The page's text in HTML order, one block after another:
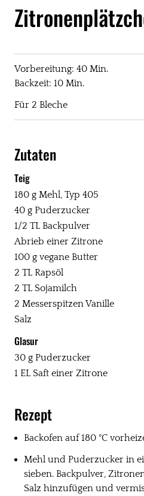
Vorbereitung: 40 Min.
Backzeit: 10 Min.
Für 2 Bleche
Zutaten
Teig
180 g Mehl, Typ 405
40 g Puderzucker
1/2 TL Backpulver
Abrieb einer Zitrone
100 g vegane Butter
2 TL Rapsöl
2 TL Sojamilch
2 Messerspitzen Vanille
Salz
Glasur
30 g Puderzucker
1 EL Saft einer Zitrone
Rezept
Backofen auf 180 °C
Mehl und Puderzucker in
sieben. Backpulver,
Salz hinzufügen und